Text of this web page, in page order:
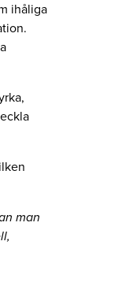
ihåliga
man